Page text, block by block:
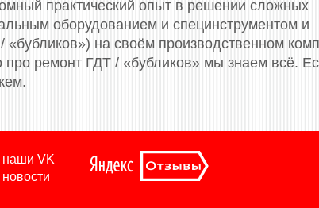
практический опыт в решении сложных
оборудованием и специнструментом и
на своём производственном
про ремонт ГДТ / «бубликов» мы знаем всё.
наши VK
новости